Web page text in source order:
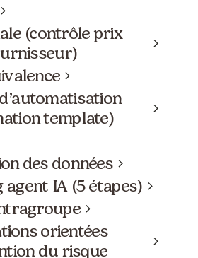
(contrôle prix
template)
des données
IA (5 étapes)
orientées
du risque